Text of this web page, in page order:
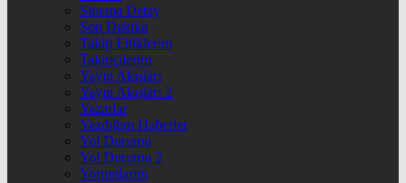
Sinema Detay
Son Dakika
Takip Ettiklerim
Takipçilerim
Yayın Akışları
Yayın Akışları 2
Yazarlar
Yazdığım Haberler
Yol Durumu
Yol Durumu 2
Yorumlarım